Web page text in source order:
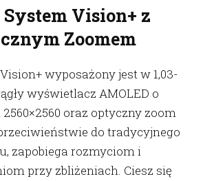
Vision+ z
Zoomem
wyposażony jest w 1,03-
wyświetlacz AMOLED o
oraz optyczny zoom
do tradycyjnego
zapobiega rozmyciom i
przy zbliżeniach. Ciesz się